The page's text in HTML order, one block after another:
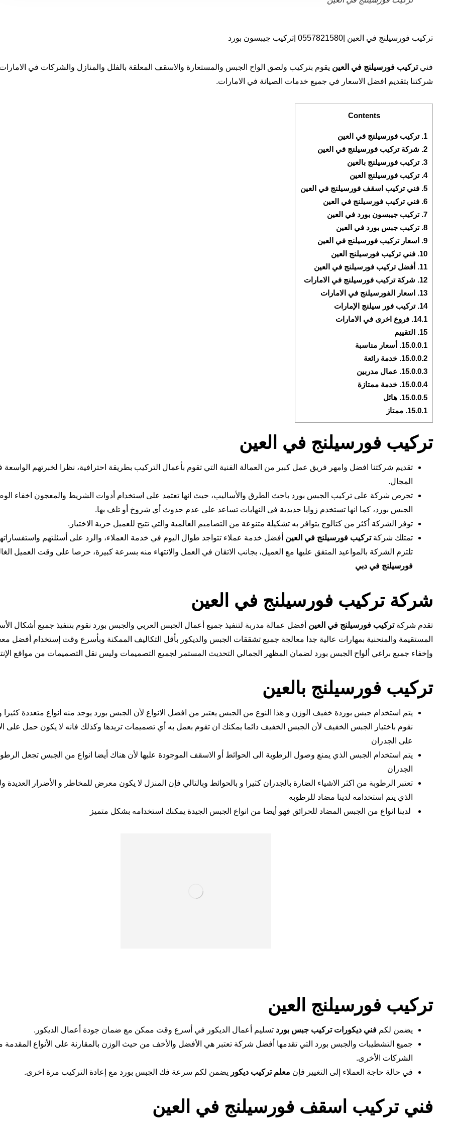
تركيب فورسيلنج في العين |0557821580 |تركيب جيبسون بورد
فنيتركيب فورسيلنج في العين يقوم بتركيب ولصق الواح الجبس والمستعارة والاسقف المعلقة بالفلل والمنازل والشركات في
شركتنا بتقديم افضل الاسعار في جميع خدمات الصيانة في الامارات.
Contents
1. تركيب فورسيلنج في العين
2. شركة تركيب فورسيلنج في العين
3. تركيب فورسيلنج بالعين
4. تركيب فورسيلنج العين
5. فني تركيب اسقف فورسيلنج في العين
6. فني تركيب فورسيلنج في العين
7. تركيب جيبسون بورد في العين
8. تركيب جبس بورد في العين
9.
اسعار تركيب فورسيلنج في العين
10. فني تركيب فورسيلنج العين
11.
أفضل تركيب فورسيلنج في العين
12. شركة تركيب فورسيلنج في الامارات
13.
اسعار الفورسيلنج في الامارات
14. تركيب فور سيلنج الإمارات
14.1. فروع اخرى في الامارات
15.
التقييم
15.0.0.1.
أسعار مناسبة
15.0.0.2. خدمة رائعة
15.0.0.3. عمال مدربين
15.0.0.4. خدمة ممتازة
15.0.0.5. هائل
15.0.1. ممتاز
تركيب فورسيلنج في العين
تقديم شركتنا افضل وامهر فريق عمل كبير من العمالة الفنية التي تقوم بأعمال التركيب بطريقة احترافية، نظرا لخبرتهم الواسعة
المجال.
تحرص شركة على تركيب الجبس بورد باحث الطرق والأساليب، حيث انها تعتمد على استخدام أدوات الشريط والمعجون اخفاء
الجبس بورد، كما انها تستخدم زوايا حديدية فى النهايات تساعد على عدم حدوث أي شروخ أو تلف بها.
توفر الشركة أكثر من كتالوج يتوافر به تشكيلة متنوعة من التصاميم العالمية والتي تتيح للعميل حرية الاختيار.
تمتلك شركةتركيب فورسيلنج في العين أفضل خدمة عملاء تتواجد طوال اليوم في خدمة العملاء، والرد على أسئلتهم
تلتزم الشركة بالمواعيد المتفق عليها مع العميل، بجانب الاتقان في العمل والانتهاء منه بسرعة كبيرة، حرصا على وقت العميل
فورسيلنج في دبي
شركة تركيب فورسيلنج في العين
تقدم شركةتركيب فورسيلنج في العين أفضل عمالة مدربة لتنفيذ جميع أعمال الجبس العربي والجبس بورد نقوم بتنفيذ جميع أشكال
المستقيمة والمنحنية بمهارات عالية جدا معالجة جميع تشققات الجبس والديكور بأقل التكاليف الممكنة وبأسرع وقت إستخدام أفضل
وإخفاء جميع براغي ألواح الجبس بورد لضمان المظهر الجمالي التحديث المستمر لجميع التصميمات وليس نقل التصميمات من مواقع
تركيب فورسيلنج بالعين
يتم استخدام جبس بوردة خفيف الوزن و هذا النوع من الجبس يعتبر من افضل الانواع لأن الجبس بورد يوجد منه انواع متعددة
نقوم باختيار الجبس الخفيف لأن الجبس الخفيف دائما يمكنك ان تقوم بعمل به أي تصميمات تريدها وكذلك فانه لا يكون حمل على
على الجدران
يتم استخدام الجبس الذي يمنع وصول الرطوبة الى الحوائط أو الاسقف الموجودة عليها لأن هناك أيضا انواع من الجبس تجعل
الجدران
تعتبر الرطوبة من اكثر الاشياء الضارة بالجدران كثيرا و بالحوائط وبالتالي فإن المنزل لا يكون معرض للمخاطر و الأضرار
الذي يتم استخدامه لدينا مضاد للرطوبه
لدينا انواع من الجبس المضاد للحرائق فهو أيضا من انواع الجبس الجيدة يمكنك استخدامه بشكل متميز
تركيب فورسيلنج العين
يضمن لكم فني ديكورات تركيب جبس بورد تسليم أعمال الديكور في أسرع وقت ممكن مع ضمان جودة أعمال الديكور.
جميع التشطيبات والجبس بورد التي تقدمها أفضل شركة تعتبر هي الأفضل والأخف من حيث الوزن بالمقارنة على الأنواع المقدمة
الشركات الأخرى.
في حالة حاجة العملاء إلى التغيير فإن معلم تركيب ديكور يضمن لكم سرعة فك الجبس بورد مع إعادة التركيب مرة اخرى.
فني تركيب اسقف فورسيلنج في العين